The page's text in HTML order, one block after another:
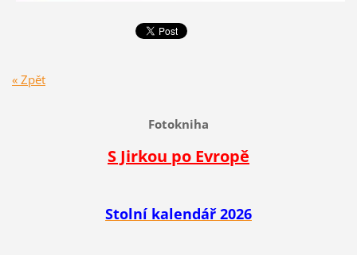
« Zpět
Fotokniha
S Jirkou po Evropě
Stolní kalendář 2026